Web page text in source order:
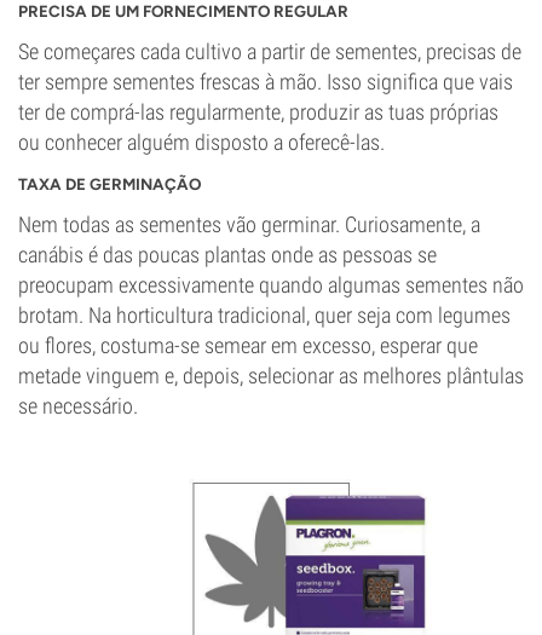
PRECISA DE UM FORNECIMENTO REGULAR
Se começares cada cultivo a partir de sementes, precisas de
ter sempre sementes frescas à mão. Isso significa que vais
ter de comprá-las regularmente, produzir as tuas próprias
ou conhecer alguém disposto a oferecê-las.
TAXA DE GERMINAÇÃO
Nem todas as sementes vão germinar. Curiosamente, a
canábis é das poucas plantas onde as pessoas se
preocupam excessivamente quando algumas sementes não
brotam. Na horticultura tradicional, quer seja com legumes
ou flores, costuma-se semear em excesso, esperar que
metade vinguem e, depois, selecionar as melhores plântulas
se necessário.